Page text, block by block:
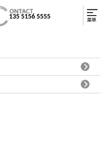
135 5156 5555